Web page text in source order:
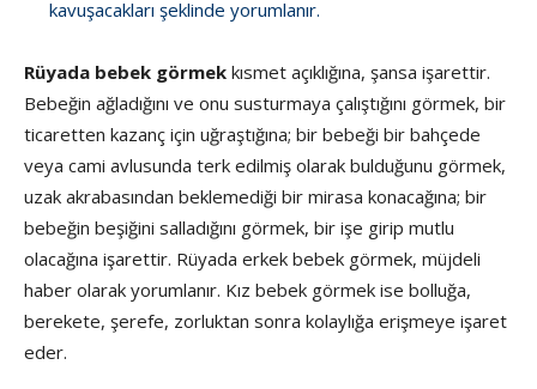
kavuşacakları şeklinde yorumlanır.
Rüyada bebek görmek kısmet açıklığına, şansa işarettir.
Bebeğin ağladığını ve onu susturmaya çalıştığını görmek, bir
ticaretten kazanç için uğraştığına; bir bebeği bir bahçede
veya cami avlusunda terk edilmiş olarak bulduğunu görmek,
uzak akrabasından beklemediği bir mirasa konacağına; bir
bebeğin beşiğini salladığını görmek, bir işe girip mutlu
olacağına işarettir. Rüyada erkek bebek görmek, müjdeli
haber olarak yorumlanır. Kız bebek görmek ise bolluğa,
berekete, şerefe, zorluktan sonra kolaylığa erişmeye işaret
eder.